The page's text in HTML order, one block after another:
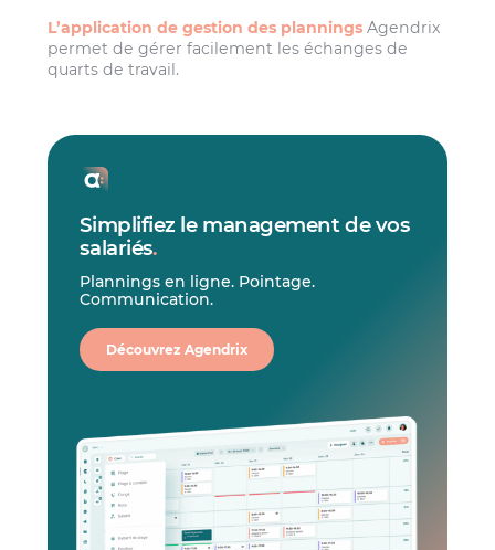
L’application de gestion des plannings Agendrix
permet de gérer facilement les échanges de
quarts de travail.
Simplifiez le management de vos
salariés.
Plannings en ligne. Pointage.
Communication.
Découvrez Agendrix